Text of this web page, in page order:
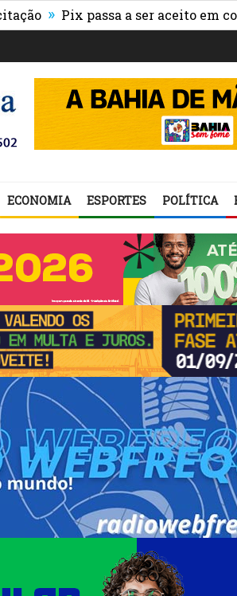
» Pix passa a ser aceito em
ECONOMIA ESPORTES POLÍTICA